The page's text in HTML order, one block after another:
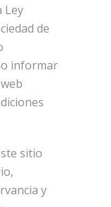
Ley
de
informar
sitio
y